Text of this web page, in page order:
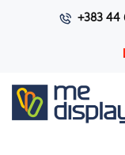
+383 44